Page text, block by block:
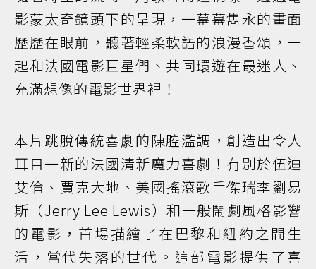
影蒙太奇鏡頭下的呈現，一幕幕雋永的畫面
歷歷在眼前，聽著輕柔軟語的浪漫香頌，一
起和法國電影巨星們、共同環遊在最迷人、
充滿想像的電影世界裡！
本片跳脫傳統喜劇的陳腔濫調，創造出令人
耳目一新的法國清新魔力喜劇！有別於伍迪
艾倫、賈克大地、美國搖滾歌手傑瑞李劉易
斯（Jerry Lee Lewis）和一般鬧劇風格影響
的電影，首場描繪了在巴黎和紐約之間生
活，當代失落的世代。這部電影提供了喜